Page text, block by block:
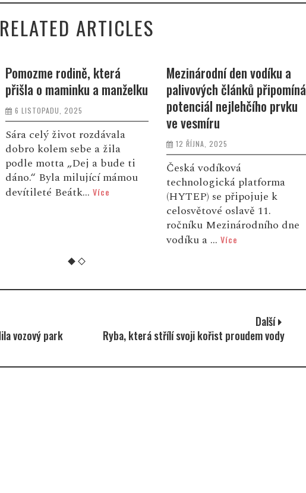
RELATED ARTICLES
Pomozme rodině, která
přišla o maminku a manželku
6 LISTOPADU, 2025
Sára celý život rozdávala
dobro kolem sebe a žila
podle motta „Dej a bude ti
dáno.“ Byla milující mámou
devítileté Beátk... Více
Mezinárodní den vodíku a
palivových článků připomíná
potenciál nejlehčího prvku
ve vesmíru
12 ŘÍJNA, 2025
Česká vodíková
technologická platforma
(HYTEP) se připojuje k
celosvětové oslavě 11.
ročníku Mezinárodního dne
vodíku a ... Více
vozový park
Další
Ryba, která střílí svoji kořist proudem vody